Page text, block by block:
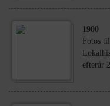
1900
Fotos
efterår